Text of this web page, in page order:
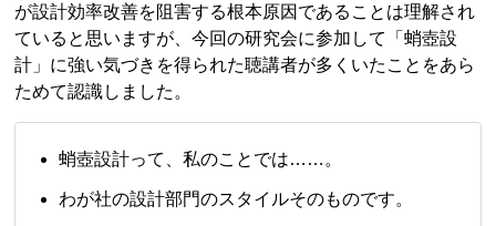
が設計効率改善を阻害する根本原因であることは理解され
ていると思いますが、今回の研究会に参加して「蛸壺設
計」に強い気づきを得られた聴講者が多くいたことをあら
ためて認識しました。
蛸壺設計って、私のことでは……。
わが社の設計部門のスタイルそのものです。